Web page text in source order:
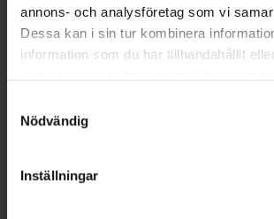
annons- och analysföretag som vi
Dessa kan i sin tur kombinera
information som du har tillhandahållit
Nödvändig
Inställningar